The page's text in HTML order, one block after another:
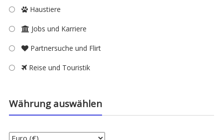
Haustiere
Jobs und Karriere
Partnersuche und Flirt
Reise und Touristik
Währung auswählen